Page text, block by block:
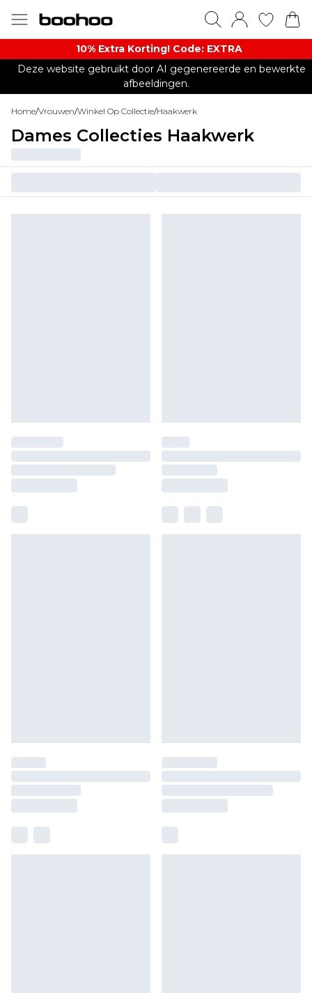
10% Extra Korting! Code: EXTRA​
Deze website gebruikt door AI gegenereerde en bewerkte
afbeeldingen.
Home/Vrouwen/Winkel Op Collectie/Haakwerk
Dames Collecties Haakwerk